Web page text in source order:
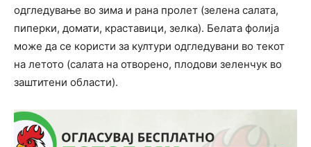
одгледување во зима и рана пролет (зелена салата,
пиперки, домати, краставици, зелка). Белата фолија
може да се користи за култури одгледувани во текот
на летото (салата на отворено, плодови зеленчук во
заштитени области).